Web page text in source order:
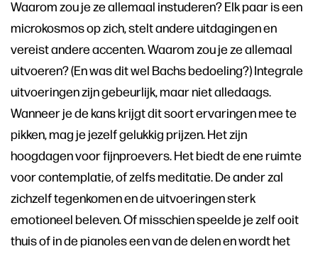
Waarom zou je ze allemaal instuderen? Elk paar is een
microkosmos op zich, stelt andere uitdagingen en
vereist andere accenten. Waarom zou je ze allemaal
uitvoeren? (En was dit wel Bachs bedoeling?) Integrale
uitvoeringen zijn gebeurlijk, maar niet alledaags.
Wanneer je de kans krijgt dit soort ervaringen mee te
pikken, mag je jezelf gelukkig prijzen. Het zijn
hoogdagen voor fijnproevers. Het biedt de ene ruimte
voor contemplatie, of zelfs meditatie. De ander zal
zichzelf tegenkomen en de uitvoeringen sterk
emotioneel beleven. Of misschien speelde je zelf ooit
thuis of in de pianoles een van de delen en wordt het